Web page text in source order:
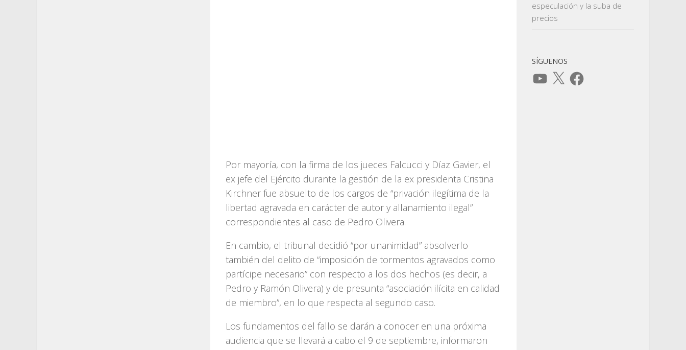
Por mayoría, con la firma de los jueces Falcucci y Díaz Gavier, el
ex jefe del Ejército durante la gestión de la ex presidenta Cristina
Kirchner fue absuelto de los cargos de “privación ilegítima de la
libertad agravada en carácter de autor y allanamiento ilegal”
correspondientes al caso de Pedro Olivera.
En cambio, el tribunal decidió “por unanimidad” absolverlo
también del delito de “imposición de tormentos agravados como
partícipe necesario” con respecto a los dos hechos (es decir, a
Pedro y Ramón Olivera) y de presunta “asociación ilícita en calidad
de miembro”, en lo que respecta al segundo caso.
Los fundamentos del fallo se darán a conocer en una próxima
audiencia que se llevará a cabo el 9 de septiembre, informaron
especulación y la suba de
precios
SÍGUENOS
YouTube
X Facebook